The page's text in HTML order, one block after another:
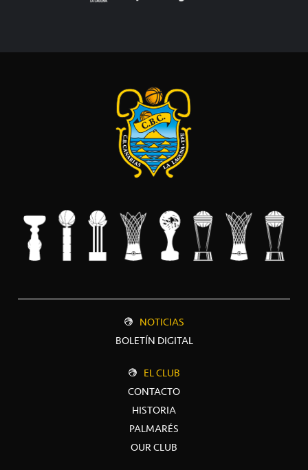
NOTICIAS
BOLETÍN DIGITAL
EL CLUB
CONTACTO
HISTORIA
PALMARÉS
OUR CLUB